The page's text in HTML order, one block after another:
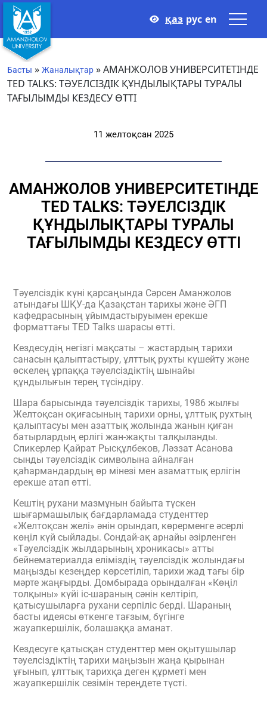
қаз рус en
Басты » Жаналықтар »АМАНЖОЛОВ УНИВЕРСИТЕТІНДЕ
TED TALKS: ТӘУЕЛСІЗДІК ҚҰНДЫЛЫҚТАРЫ ТУРАЛЫ
ТАҒЫЛЫМДЫ КЕЗДЕСУ ӨТТІ
11 желтоқсан 2025
АМАНЖОЛОВ УНИВЕРСИТЕТІНДЕ
TED TALKS: ТӘУЕЛСІЗДІК
ҚҰНДЫЛЫҚТАРЫ ТУРАЛЫ
ТАҒЫЛЫМДЫ КЕЗДЕСУ ӨТТІ
Тәуелсіздік күні қарсаңында Сәрсен Аманжолов
атындағы ШҚУ-да Қазақстан тарихы және ӘГП
кафедрасының ұйымдастыруымен ерекше
форматтағы TED Talks шарасы өтті.
Кездесудің негізгі мақсаты – жастардың тарихи
санасын қалыптастыру, ұлттық рухты күшейту және
өскелең ұрпаққа тәуелсіздіктің шынайы
құндылығын терең түсіндіру.
Шара барысында тәуелсіздік тарихы, 1986 жылғы
Желтоқсан оқиғасының тарихи орны, ұлттық рухтың
қалыптасуы мен азаттық жолында жанын қиған
батырлардың ерлігі жан-жақты талқыланды.
Спикерлер Қайрат Рысқұлбеков, Ләззат Асанова
сынды тәуелсіздік символына айналған
қаһармандардың өр мінезі мен азаматтық ерлігін
ерекше атап өтті.
Кештің рухани мазмұнын байыта түскен
шығармашылық бағдарламада студенттер
«Желтоқсан желі» әнін орындап, көрерменге әсерлі
көңіл күй сыйлады. Сондай-ақ арнайы әзірленген
«Тәуелсіздік жылдарының хроникасы» атты
бейнематериалда еліміздің тәуелсіздік жолындағы
маңызды кезеңдер көрсетіліп, тарихи жад тағы бір
мәрте жаңғырды. Домбырада орындалған «Көңіл
толқыны» күйі іс-шараның сәнін келтіріп,
қатысушыларға рухани серпіліс берді. Шараның
басты идеясы өткенге тағзым, бүгінге
жауапкершілік, болашаққа аманат.
Кездесуге қатысқан студенттер мен оқытушылар
тәуелсіздіктің тарихи маңызын жаңа қырынан
ұғынып, ұлттық тарихқа деген құрметі мен
жауапкершілік сезімін тереңдете түсті.